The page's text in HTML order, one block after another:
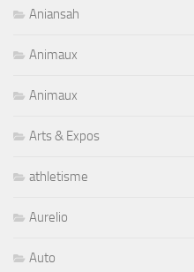
Aniansah
Animaux
Animaux
Arts & Expos
athletisme
Aurelio
Auto